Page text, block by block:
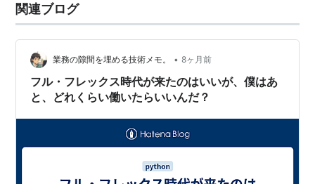
関連ブログ
業務の隙間を埋める技術メモ。 • 8ヶ月前
フル・フレックス時代が来たのはいいが、僕はあ
と、どれくらい働いたらいいんだ？